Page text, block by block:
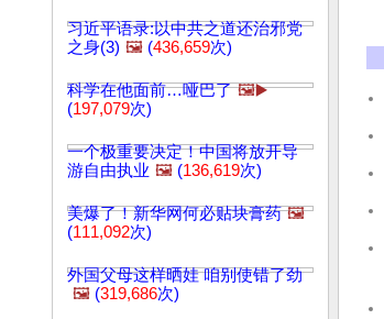
习近平语录:以中共之道还治邪党
之身(3) 🖼️ (436,659次)
科学在他面前…哑巴了 🖼️▶️
(197,079次)
一个极重要决定！中国将放开导
游自由执业 🖼️ (136,619次)
美爆了！新华网何必贴块膏药 🖼️
(111,092次)
外国父母这样晒娃 咱别使错了劲
🖼️ (319,686次)